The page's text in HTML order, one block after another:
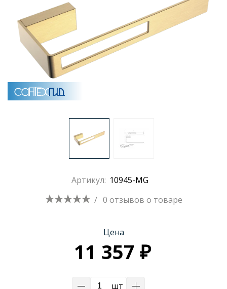
Раковины
Душевые кабины
Полотенцесушители
Аксессуары для ванных комнат
Душевые поддоны
Душевые уголки и ограждения
Артикул: 10945-MG
/ 0 отзывов о товаре
Цена
11 357 ₽
шт